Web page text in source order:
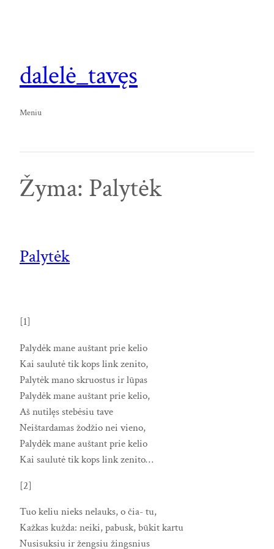
dalelė_tavęs
Meniu
Žyma: Palytėk
Palytėk
[1]
Palydėk mane auštant prie kelio
Kai saulutė tik kops link zenito,
Palytėk mano skruostus ir lūpas
Palydėk mane auštant prie kelio,
Aš nutilęs stebėsiu tave
Neištardamas žodžio nei vieno,
Palydėk mane auštant prie kelio
Kai saulutė tik kops link zenito…
[2]
Tuo keliu nieks nelauks, o čia- tu,
Kažkas kužda: neiki, pabusk, būkit kartu
Nusisuksiu ir žengsiu žingsnius